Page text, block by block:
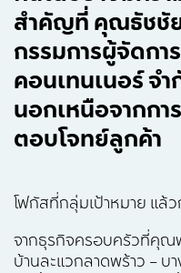
สำคัญที่ คุณธัชชัย
กรรมการผู้จัดกา
คอนเทนเนอร์ จำ
นอกเหนือจากก
ตอบโจทย์ลูกค้า
โฟกัสที่กลุ่มเป้าหมาย แล้ว
จากธุรกิจครอบครัวที่คุณ
บ้านละแวกลาดพร้าว –